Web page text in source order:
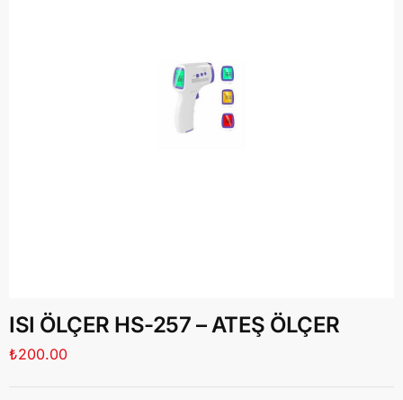
ISI ÖLÇER HS-257 – ATEŞ ÖLÇER
₺200.00